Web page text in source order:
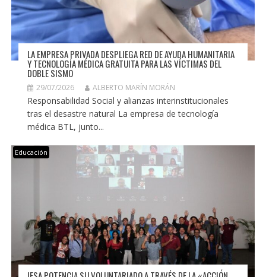
LA EMPRESA PRIVADA DESPLIEGA RED DE AYUDA HUMANITARIA
Y TECNOLOGÍA MÉDICA GRATUITA PARA LAS VÍCTIMAS DEL
DOBLE SISMO
29/07/2026 ALBERTO MARÍN MORÁN
Responsabilidad Social y alianzas interinstitucionales
tras el desastre natural La empresa de tecnología
médica BTL, junto...
Educación